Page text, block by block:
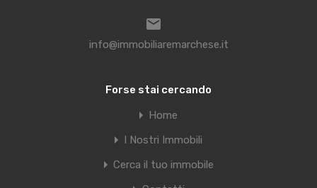
info@immobiliaremarchese.it
Forse stai cercando
Home
I Nostri Immobili
Cerca il tuo immobile